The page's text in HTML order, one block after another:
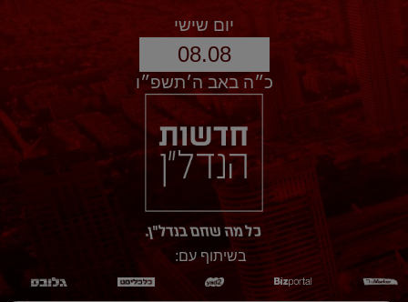
יום שישי
08.08
כ״ה באב ה׳תשפ״ו
בשיתוף עם: